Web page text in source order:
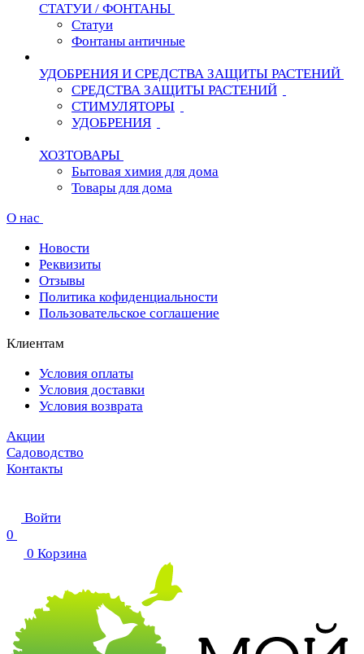
СТАТУИ / ФОНТАНЫ
Статуи
Фонтаны античные
УДОБРЕНИЯ И СРЕДСТВА ЗАЩИТЫ РАСТЕНИЙ
СРЕДСТВА ЗАЩИТЫ РАСТЕНИЙ
СТИМУЛЯТОРЫ
УДОБРЕНИЯ
ХОЗТОВАРЫ
Бытовая химия для дома
Товары для дома
О нас
Новости
Реквизиты
Отзывы
Политика кофиденциальности
Пользовательское соглашение
Клиентам
Условия оплаты
Условия доставки
Условия возврата
Акции
Садоводство
Контакты
Войти
0
0 Корзина